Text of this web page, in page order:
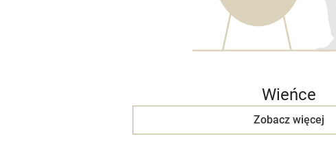
Wieńce
Zobacz więcej